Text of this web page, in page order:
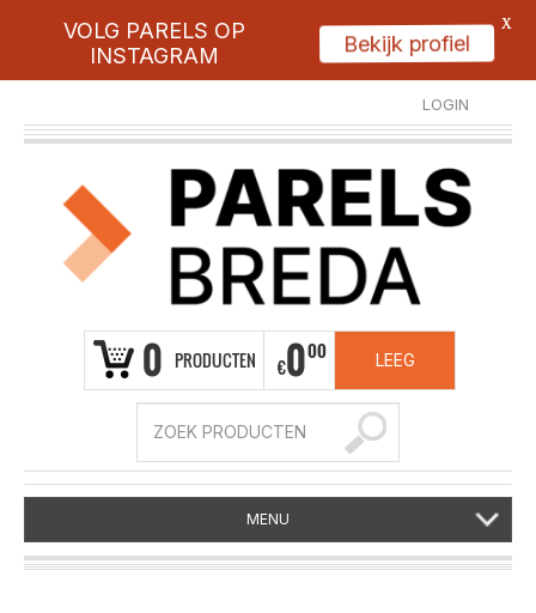
LOGIN
REGISTREER
0 PRODUCTEN €000 LEEG
MENU
VOLG PARELS OP
INSTAGRAM
Bekijk profiel
X